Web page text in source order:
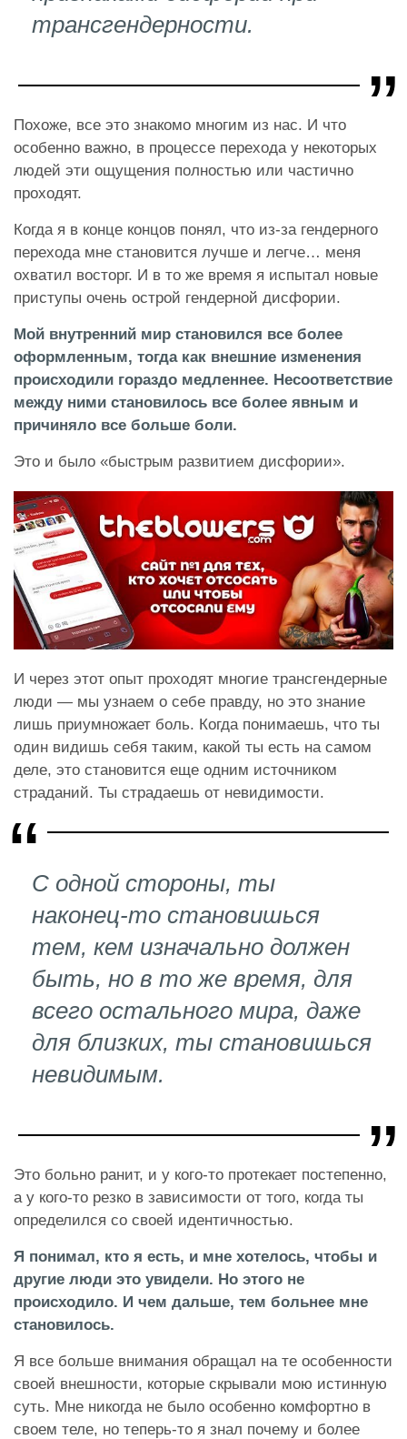
трансгендерности.
Похоже, все это знакомо многим из нас. И что
особенно важно, в процессе перехода у некоторых
людей эти ощущения полностью или частично
проходят.
Когда я в конце концов понял, что из-за гендерного
перехода мне становится лучше и легче… меня
охватил восторг. И в то же время я испытал новые
приступы очень острой гендерной дисфории.
Мой внутренний мир становился все более
оформленным, тогда как внешние изменения
происходили гораздо медленнее. Несоответствие
между ними становилось все более явным и
причиняло все больше боли.
Это и было «быстрым развитием дисфории».
И через этот опыт проходят многие трансгендерные
люди — мы узнаем о себе правду, но это знание
лишь приумножает боль. Когда понимаешь, что ты
один видишь себя таким, какой ты есть на самом
деле, это становится еще одним источником
страданий. Ты страдаешь от невидимости.
С одной стороны, ты
наконец-то становишься
тем, кем изначально должен
быть, но в то же время, для
всего остального мира, даже
для близких, ты становишься
невидимым.
Это больно ранит, и у кого-то протекает постепенно,
а у кого-то резко в зависимости от того, когда ты
определился со своей идентичностью.
Я понимал, кто я есть, и мне хотелось, чтобы и
другие люди это увидели. Но этого не
происходило. И чем дальше, тем больнее мне
становилось.
Я все больше внимания обращал на те особенности
своей внешности, которые скрывали мою истинную
суть. Мне никогда не было особенно комфортно в
своем теле, но теперь-то я знал почему и более